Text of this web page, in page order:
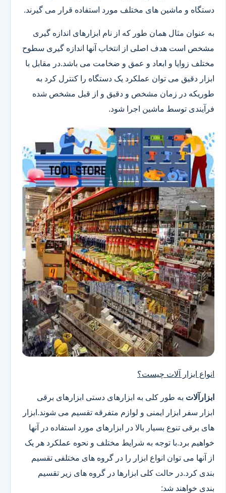
دستگاه و ماشین های مختلف مورد استفاده قرار می گیرند.
به عنوان مثال همان طور که از نام ابزارهای اندازه گیری
مشخص است هدف اصلی از انتخاب آنها اندازه گیری سطوح
مختلف زوایا و ابعاد و عمق و ضخامت می باشد.در مقابل با
ابزار دقیق می توان عملکرد یک دستگاه را کنترل کرد به
طوریکه در زمان مشخص و دقیق و از قبل مشخص شده
فرآیندی توسط ماشین اجرا شود.
انواع ابزار آلات چیست؟
ابزارآلات به طور کلی به ابزارهای دستی ابزارهای برقی
ابزار سفر ابزار ایمنی و لوازم متفرقه تقسیم می شوند.ابزار
های برقی تنوع بسیار بالا در ابزارهای مورد استفاده در آنها
خواهیم برد.با توجه به شرایط مختلف و نحوه عملکرد هر یک
از آنها می توان انواع ابزار را در گروه های مختلفی تقسیم
بندی کرد.در حالت کلی ابزارها در گروه های زیر تقسیم
بندی خواهند شد: